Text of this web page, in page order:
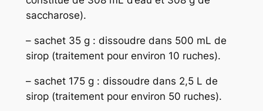
saccharose).
– sachet 35 g : dissoudre dans 500 mL de
sirop (traitement pour environ 10 ruches).
– sachet 175 g : dissoudre dans 2,5 L de
sirop (traitement pour environ 50 ruches).